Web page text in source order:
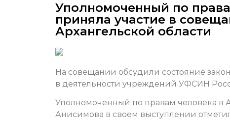
Уполномоченный по
приняла участие в
Архангельской области
На совещании обсудили состояние
в деятельности учреждений УФСИН
Уполномоченный по правам человека в
Анисимова в своем выступлении